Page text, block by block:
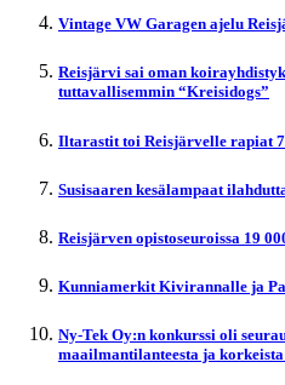
Vintage VW Garagen ajelu
Reisjärvi sai oman
tuttavallisemmin “Kreisidogs”
Iltarastit toi Reisjärvelle rapiat
Susisaaren kesälampaat
Reisjärven opistoseuroissa 19
Kunniamerkit Kivirannalle ja
Ny-Tek Oy:n konkurssi oli
maailmantilanteesta ja